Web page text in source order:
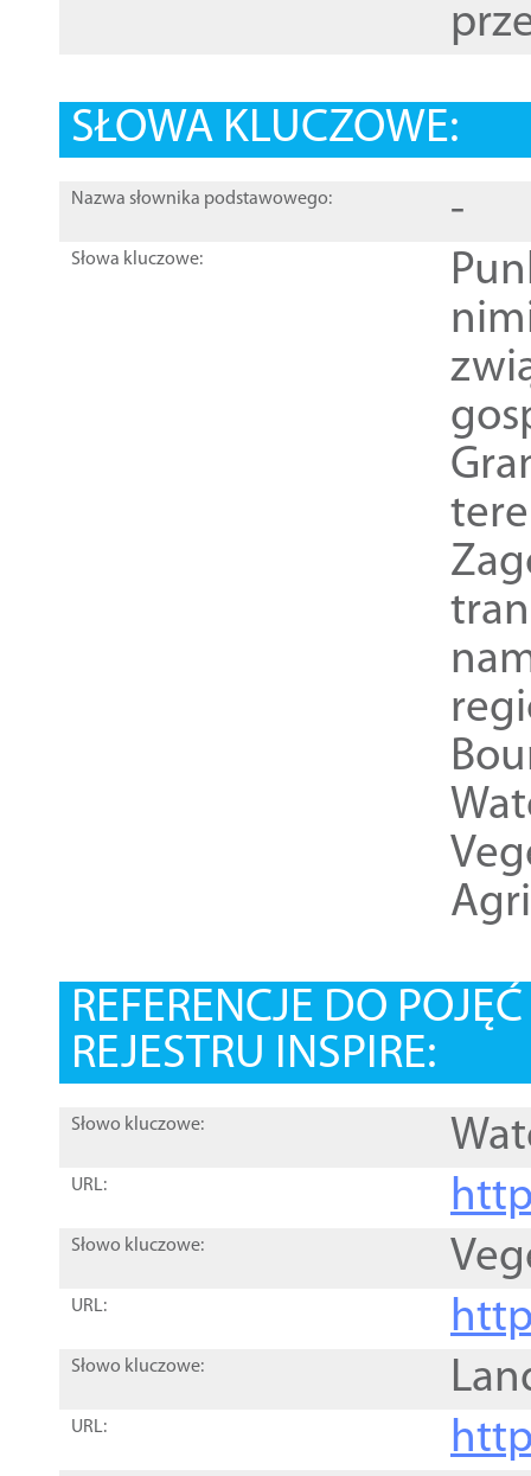
SŁOWA KLUCZOWE:
Nazwa słownika podstawowego: -
Słowa kluczowe:
REFERENCJE DO
REJESTRU INSPIRE:
Słowo kluczowe:
URL:
Słowo kluczowe:
URL:
Słowo kluczowe:
URL: